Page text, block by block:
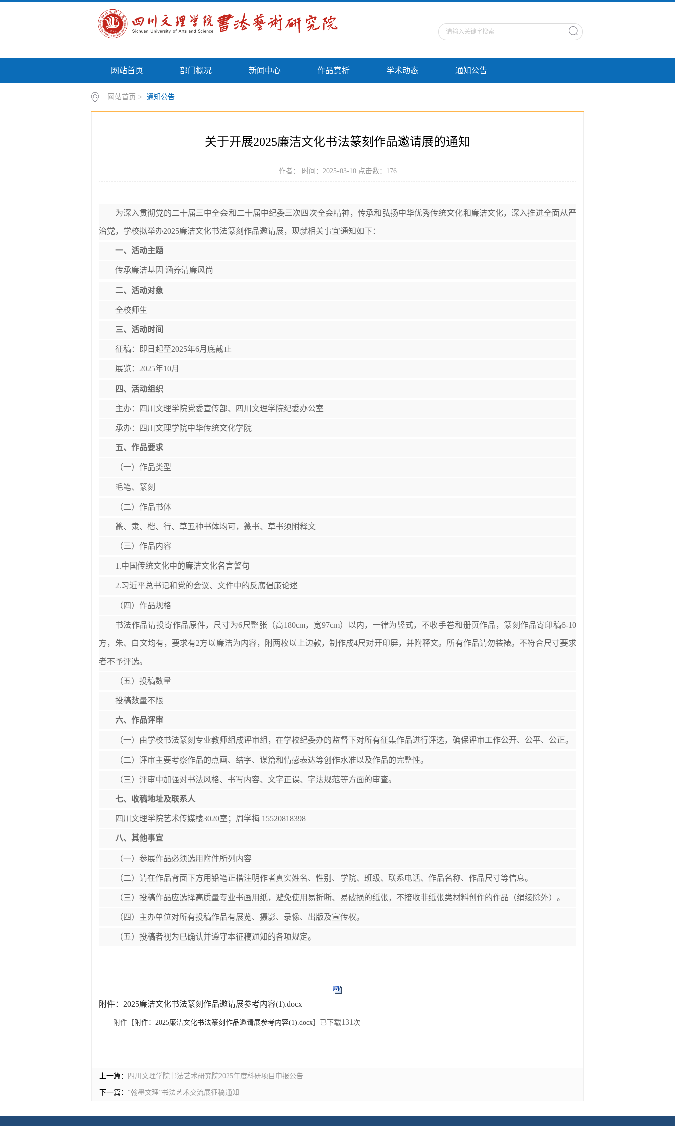
网站首页 部门概况 新闻中心 作品赏析 学术动态 通知公告
网站首页 > 通知公告
关于开展2025廉洁文化书法篆刻作品邀请展的通知
作者： 时间：2025-03-10 点击数： 176
为深入贯彻党的二十届三中全会和二十届中纪委三次四次全会精神，传承和弘扬中华优秀传统文化和廉洁文化，深入推进全面从严
治党，学校拟举办2025廉洁文化书法篆刻作品邀请展，现就相关事宜通知如下：
一、活动主题
传承廉洁基因 涵养清廉风尚
二、活动对象
全校师生
三、活动时间
征稿：即日起至2025年6月底截止
展览：2025年10月
四、活动组织
主办：四川文理学院党委宣传部、四川文理学院纪委办公室
承办：四川文理学院中华传统文化学院
五、作品要求
（一）作品类型
毛笔、篆刻
（二）作品书体
篆、隶、楷、行、草五种书体均可，篆书、草书须附释文
（三）作品内容
1.中国传统文化中的廉洁文化名言警句
2.习近平总书记和党的会议、文件中的反腐倡廉论述
（四）作品规格
书法作品请投寄作品原件，尺寸为6尺整张（高180cm，宽97cm）以内，一律为竖式，不收手卷和册页作品，篆刻作品寄印稿6-10
方，朱、白文均有，要求有2方以廉洁为内容，附两枚以上边款，制作成4尺对开印屏，并附释文。所有作品请勿装裱。不符合尺寸要求
者不予评选。
（五）投稿数量
投稿数量不限
六、作品评审
（一）由学校书法篆刻专业教师组成评审组，在学校纪委办的监督下对所有征集作品进行评选，确保评审工作公开、公平、公正。
（二）评审主要考察作品的点画、结字、谋篇和情感表达等创作水准以及作品的完整性。
（三）评审中加强对书法风格、书写内容、文字正误、字法规范等方面的审查。
七、收稿地址及联系人
四川文理学院艺术传媒楼3020室；周学梅 15520818398
八、其他事宜
（一）参展作品必须选用附件所列内容
（二）请在作品背面下方用铅笔正楷注明作者真实姓名、性别、学院、班级、联系电话、作品名称、作品尺寸等信息。
（三）投稿作品应选择高质量专业书画用纸，避免使用易折断、易破损的纸张，不接收非纸张类材料创作的作品（绢绫除外）。
（四）主办单位对所有投稿作品有展览、摄影、录像、出版及宣传权。
（五）投稿者视为已确认并遵守本征稿通知的各项规定。
附件：2025廉洁文化书法篆刻作品邀请展参考内容(1).docx
附件【附件：2025廉洁文化书法篆刻作品邀请展参考内容(1).docx】已下载131 次
上一篇： 四川文理学院书法艺术研究院2025年度科研项目申报公告
下一篇： “翰墨文理”书法艺术交流展征稿通知